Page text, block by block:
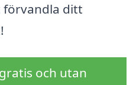
förvandla ditt
och utan